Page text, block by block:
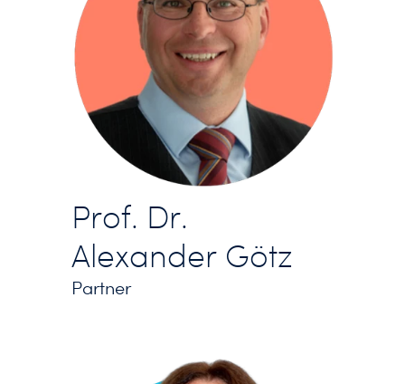
Prof. Dr.
Alexander Götz
Partner